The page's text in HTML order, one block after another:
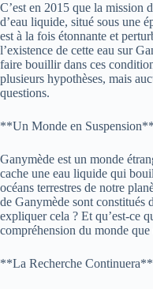
C’est en 2015 que la mission
d’eau liquide, situé sous une
est à la fois étonnante et
l’existence de cette eau sur
faire bouillir dans ces
plusieurs hypothèses, mais
questions.
**Un Monde en Suspension**
Ganymède est un monde
cache une eau liquide qui
océans terrestres de notre
de Ganymède sont constitués
expliquer cela ? Et qu’est-ce
compréhension du monde
**La Recherche Continuera**